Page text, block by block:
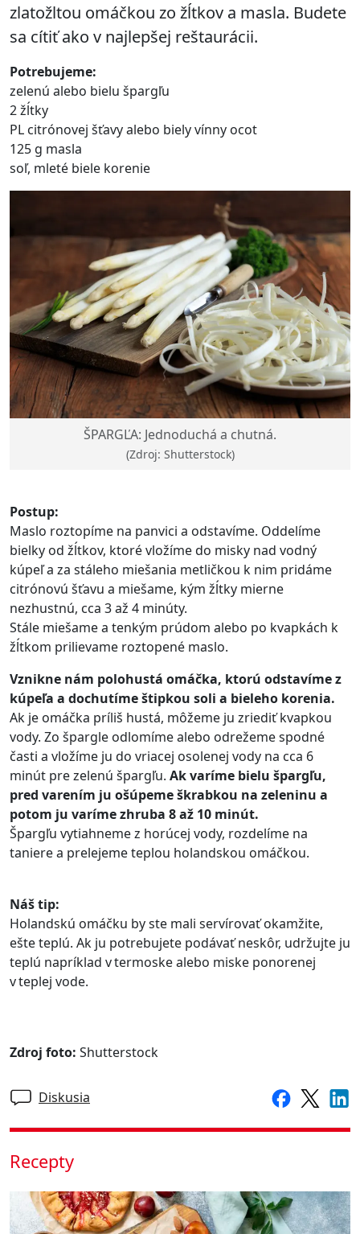
zlatožltou omáčkou zo žĺtkov a masla. Budete
sa cítiť ako v najlepšej reštaurácii.
Potrebujeme:
zelenú alebo bielu špargľu
2 žĺtky
PL citrónovej šťavy alebo biely vínny ocot
125 g masla
soľ, mleté biele korenie
ŠPARGĽA: Jednoduchá a chutná.
(Zdroj: Shutterstock)
Postup:
Maslo roztopíme na panvici a odstavíme. Oddelíme
bielky od žĺtkov, ktoré vložíme do misky nad vodný
kúpeľ a za stáleho miešania metličkou k nim pridáme
citrónovú šťavu a miešame, kým žĺtky mierne
nezhustnú, cca 3 až 4 minúty.
Stále miešame a tenkým prúdom alebo po kvapkách k
žĺtkom prilievame roztopené maslo.
Vznikne nám polohustá omáčka, ktorú odstavíme z
kúpeľa a dochutíme štipkou soli a bieleho korenia.
Ak je omáčka príliš hustá, môžeme ju zriediť kvapkou
vody. Zo špargle odlomíme alebo odrežeme spodné
časti a vložíme ju do vriacej osolenej vody na cca 6
minút pre zelenú špargľu. Ak varíme bielu špargľu,
pred varením ju ošúpeme škrabkou na zeleninu a
potom ju varíme zhruba 8 až 10 minút.
Špargľu vytiahneme z horúcej vody, rozdelíme na
taniere a prelejeme teplou holandskou omáčkou.
Náš tip:
Holandskú omáčku by ste mali servírovať okamžite,
ešte teplú. Ak ju potrebujete podávať neskôr, udržujte ju
teplú napríklad v termoske alebo miske ponorenej
v teplej vode.
Zdroj foto: Shutterstock
Diskusia
Recepty